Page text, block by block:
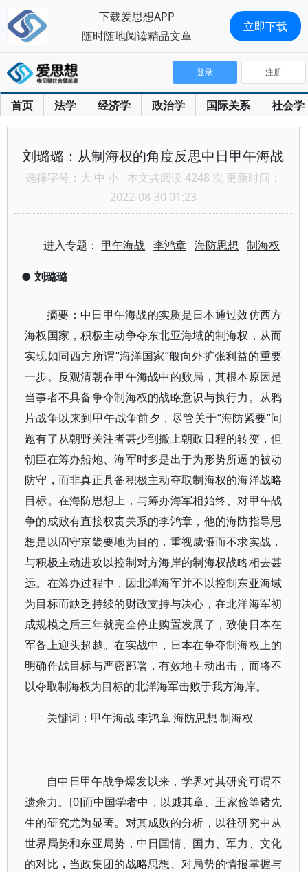
首页 法学 经济学 政治学 国际关系 社会学
登录 注册
刘璐璐：从制海权的角度反思中日甲午海战
选择字号： 大 中 小 本文共阅读 4248 次 更新时间：
2022-08-30 01:23
进入专题： 甲午海战 李鸿章 海防思想 制海权
● 刘璐璐
摘要：中日甲午海战的实质是日本通过效仿西方
海权国家，积极主动争夺东北亚海域的制海权，从而
实现如同西方所谓“海洋国家”般向外扩张利益的重要
一步。反观清朝在甲午海战中的败局，其根本原因是
当事者不具备争夺制海权的战略意识与执行力。从鸦
片战争以来到甲午战争前夕，尽管关于“海防紧要”问
题有了从朝野关注者甚少到搬上朝政日程的转变，但
朝臣在筹办船炮、海军时多是出于为形势所逼的被动
防守，而非真正具备积极主动夺取制海权的海洋战略
目标。在海防思想上，与筹办海军相始终、对甲午战
争的成败有直接权责关系的李鸿章，他的海防指导思
想是以固守京畿要地为目的，重视威慑而不求实战，
与积极主动进攻以控制对方海岸的制海权战略相去甚
远。在筹办过程中，因北洋海军并不以控制东亚海域
为目标而缺乏持续的财政支持与决心，在北洋海军初
成规模之后三年就完全停止购置发展了，致使日本在
军备上迎头超越。在实战中，日本在争夺制海权上的
明确作战目标与严密部署，有效地主动出击，而将不
以夺取制海权为目标的北洋海军击败于我方海岸。
关键词：甲午海战 李鸿章 海防思想 制海权
自中日甲午战争爆发以来，学界对其研究可谓不
遗余力。[0]而中国学者中，以戚其章、王家俭等诸先
生的研究尤为显著。对其成败的分析，以往研究中从
世界局势和东亚局势，中日国情、国力、军力、文化
的对比，当政集团的战略思想、对局势的情报掌握与
下载爱思想APP
随时随地阅读精品文章
立即下载